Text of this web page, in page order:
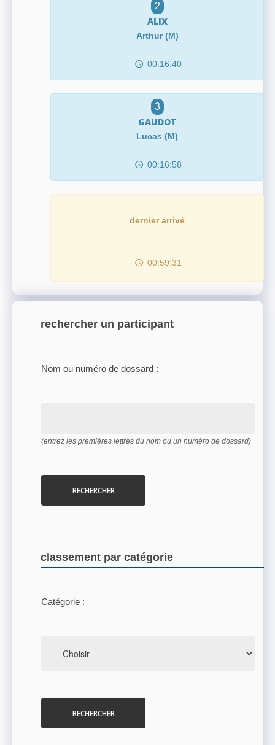
2
ALIX
Arthur (M)
00:16:40
3
GAUDOT
Lucas (M)
00:16:58
dernier arrivé
00:59:31
rechercher un participant
Nom ou numéro de dossard :
(entrez les premières lettres du nom ou un numéro de dossard)
RECHERCHER
classement par catégorie
Catégorie :
RECHERCHER